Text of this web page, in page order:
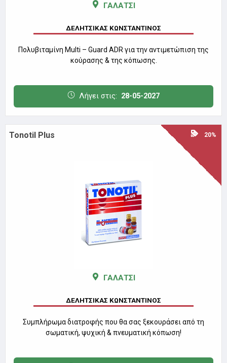
ΓΑΛΑΤΣΙ
ΔΕΛΗΤΣΙΚΑΣ ΚΩΝΣΤΑΝΤΙΝΟΣ
Πολυβιταμίνη Multi – Guard ADR για την αντιμετώπιση της
κούρασης & της κόπωσης.
Λήγει στις: 28-05-2027
Tonotil Plus 20%
ΓΑΛΑΤΣΙ
ΔΕΛΗΤΣΙΚΑΣ ΚΩΝΣΤΑΝΤΙΝΟΣ
Συμπλήρωμα διατροφής που θα σας ξεκουράσει από τη
σωματική, ψυχική & πνευματική κόπωση!